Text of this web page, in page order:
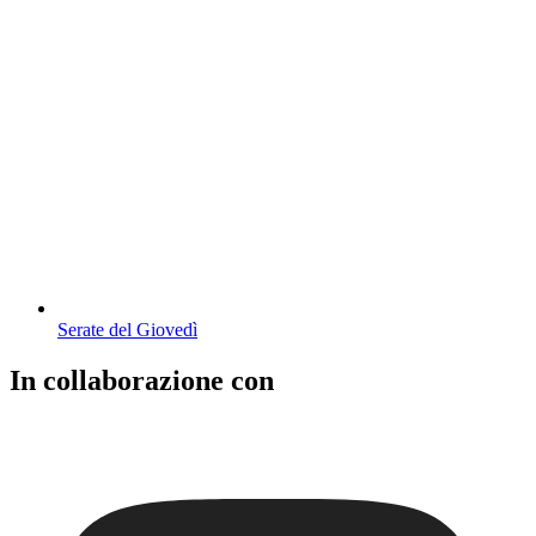
Serate del Giovedì
In collaborazione con